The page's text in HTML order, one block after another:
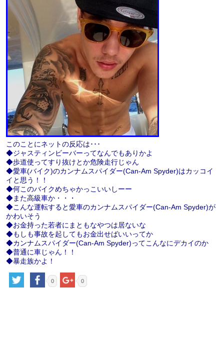
このことにネットの反応は･･･
◆ジャスティンビーバーってなんでもありかよ
◆歩道使ってすり抜けとか危険走行じゃん
◆愛車(バイク)のカンナムスパイダー(Can-Am Spyder)はカッコイ
イと思う！！
◆何このバイクめちゃかっこいいしーー
◆また高級車か・・・
◆こんな運転すると愛車のカンナムスパイダー(Can-Am Spyder)が
かわいそう
◆お金持った若者にまともなやつは居ないな
◆もしも事故を起してもお金出せばいいってか
◆カンナムスパイダー(Can-Am Spyder)ってこんなにデカイのか
◆普通に車じゃん！！
◆暴走族かよ！
0 0